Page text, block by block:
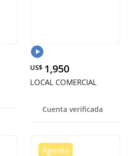
US$ 1,950
LOCAL COMERCIAL
Cuenta verificada